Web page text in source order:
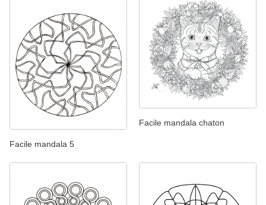
Facile mandala 5
Facile mandala chaton